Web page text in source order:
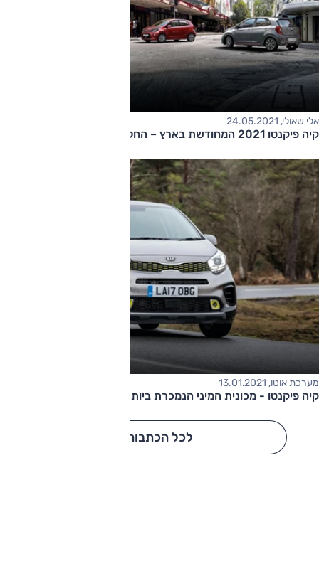
אלי שאולי, 24.05.2021
קיה פיקנטו 2021 המחודשת בארץ – החל מ-84,500 שקלים
מערכת אוטו, 13.01.2021
קיה פיקנטו - מכונית המיני הנמכרת ביותר ב-2020
לכל הכתבות